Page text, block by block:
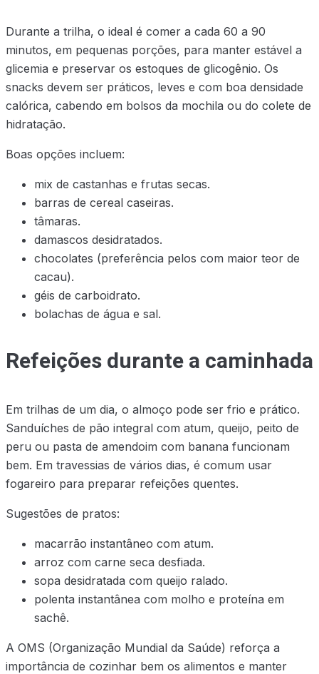
Durante a trilha, o ideal é comer a cada 60 a 90
minutos, em pequenas porções, para manter estável a
glicemia e preservar os estoques de glicogênio. Os
snacks devem ser práticos, leves e com boa densidade
calórica, cabendo em bolsos da mochila ou do colete de
hidratação.
Boas opções incluem:
mix de castanhas e frutas secas.
barras de cereal caseiras.
tâmaras.
damascos desidratados.
chocolates (preferência pelos com maior teor de
cacau).
géis de carboidrato.
bolachas de água e sal.
Refeições durante a caminhada
Em trilhas de um dia, o almoço pode ser frio e prático.
Sanduíches de pão integral com atum, queijo, peito de
peru ou pasta de amendoim com banana funcionam
bem. Em travessias de vários dias, é comum usar
fogareiro para preparar refeições quentes.
Sugestões de pratos:
macarrão instantâneo com atum.
arroz com carne seca desfiada.
sopa desidratada com queijo ralado.
polenta instantânea com molho e proteína em
sachê.
A OMS (Organização Mundial da Saúde) reforça a
importância de cozinhar bem os alimentos e manter